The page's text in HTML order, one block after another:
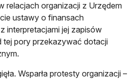
relacjach organizacji z Urzędem
ustawy o finansach
interpretacjami jej zapisów
tej pory przekazywać dotacji
Wsparła protesty organizacji –